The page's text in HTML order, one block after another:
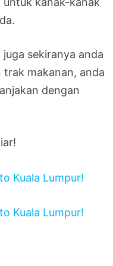
sekiranya anda
trak makanan, anda
dengan